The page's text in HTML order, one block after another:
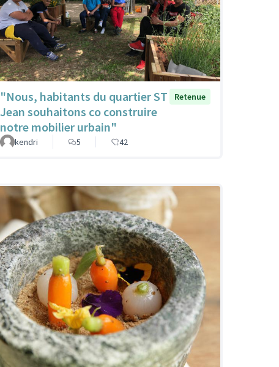
"Nous, habitants du quartier ST
Jean souhaitons co construire
notre mobilier urbain"
Retenue
kendri 5 42